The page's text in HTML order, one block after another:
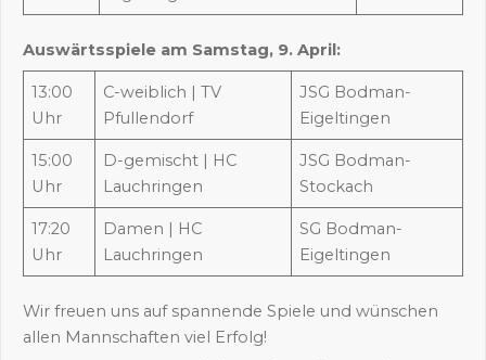
Auswärtsspiele am Samstag, 9. April:
13:00
Uhr
C-weiblich | TV
Pfullendorf
JSG Bodman-
Eigeltingen
15:00
Uhr
D-gemischt | HC
Lauchringen
JSG Bodman-
Stockach
17:20
Uhr
Damen | HC
Lauchringen
SG Bodman-
Eigeltingen
Wir freuen uns auf spannende Spiele und wünschen
allen Mannschaften viel Erfolg!